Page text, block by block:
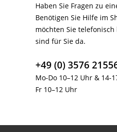
Haben Sie Fragen zu
Benötigen Sie Hilfe im
möchten Sie telefonisch
sind für Sie da.
+49 (0) 3576
Mo-Do 10–12 Uhr & 14-
Fr 10–12 Uhr